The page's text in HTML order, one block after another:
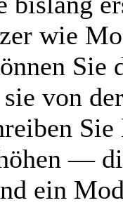
wie
Sie
von
—
ein